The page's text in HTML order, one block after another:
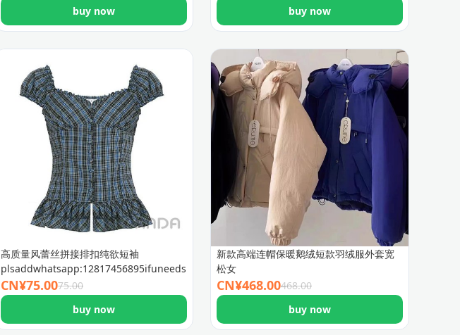
buy now
buy now
高质量风蕾丝拼接排扣纯欲短袖
plsaddwhatsapp:12817456895ifuneedsizeguid
CN¥75.0075.00
buy now
新款高端连帽保暖鹅绒短款羽绒服外套宽
松女
CN¥468.00468.00
buy now